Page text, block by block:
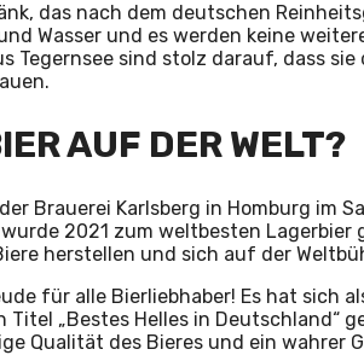
das nach dem deutschen
Wasser und es werden keine
Tegernsee sind stolz darauf, dass
AUF DER WELT?
Brauerei Karlsberg in Homburg im
2021 zum weltbesten Lagerbier
herstellen und sich auf der
für alle Bierliebhaber! Es hat sich
„Bestes Helles in Deutschland“
Qualität des Bieres und ein wahrer